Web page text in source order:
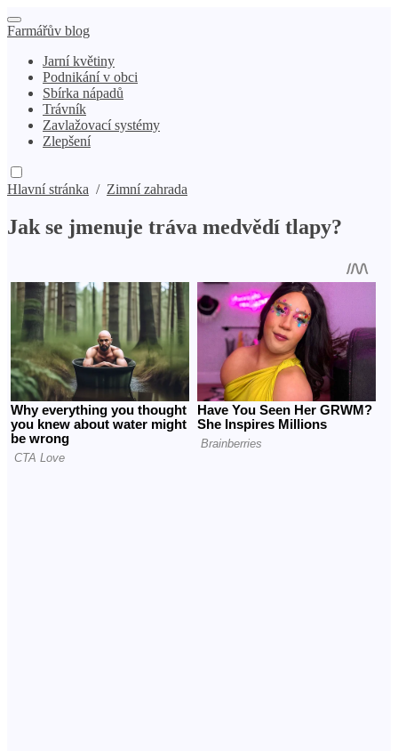
Farmářův blog
Jarní květiny
Podnikání v obci
Sbírka nápadů
Trávník
Zavlažovací systémy
Zlepšení
Hlavní stránka / Zimní zahrada
Jak se jmenuje tráva medvědí tlapy?